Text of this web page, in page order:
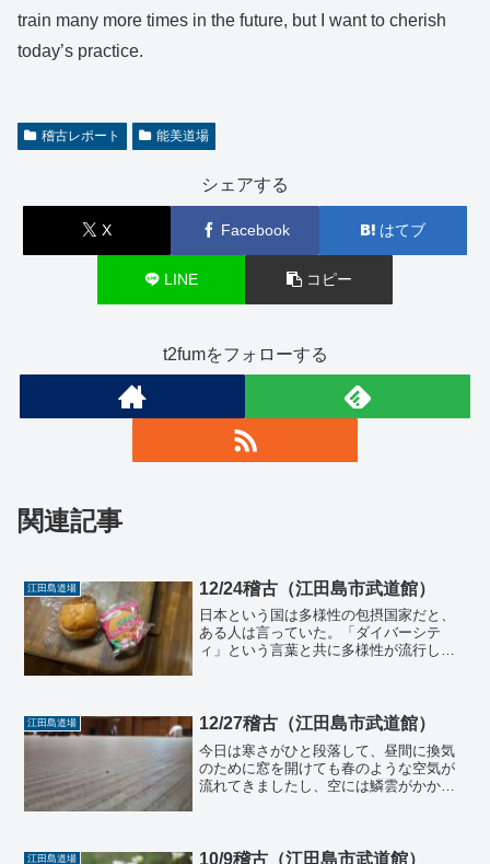
train many more times in the future, but I want to cherish
today’s practice.
稽古レポート 能美道場
シェアする
X Facebook はてブ
LINE コピー
t2fumをフォローする
関連記事
江田島道場 12/24稽古（江田島市武道館）
日本という国は多様性の包摂国家だと、
ある人は言っていた。「ダイバーシテ
ィ」という言葉と共に多様性が流行して
ていると言えばしているか。...
江田島道場 12/27稽古（江田島市武道館）
今日は寒さがひと段落して、昼間に換気
のために窓を開けても春のような空気が
流れてきましたし、空には鱗雲がかかっ
さて今日は１合気体操２足...
江田島道場 10/9稽古（江田島市武道館）